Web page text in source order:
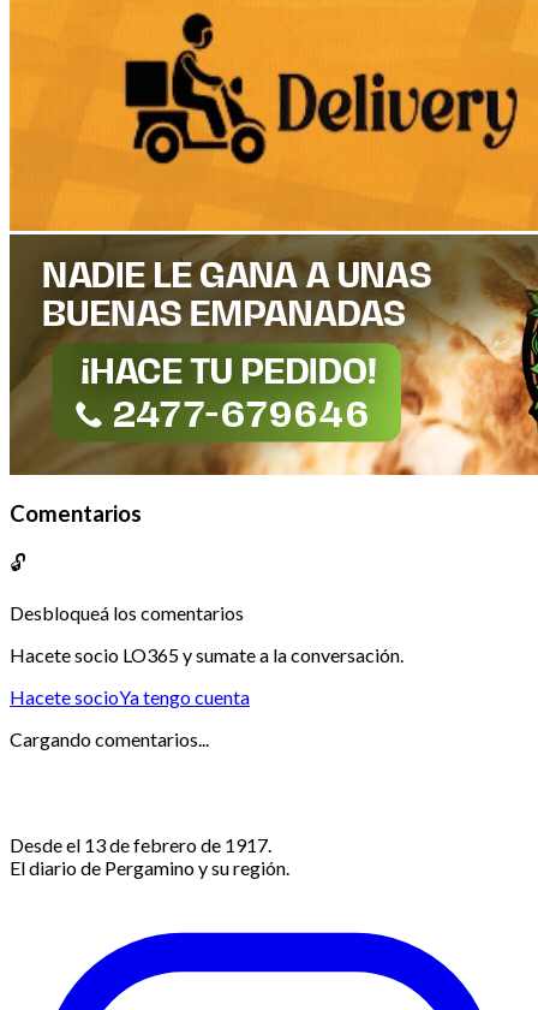
Comentarios
🔓
Desbloqueá los comentarios
Hacete socio LO365 y sumate a la conversación.
Hacete socioYa tengo cuenta
Cargando comentarios...
Desde el 13 de febrero de 1917.
El diario de Pergamino y su región.